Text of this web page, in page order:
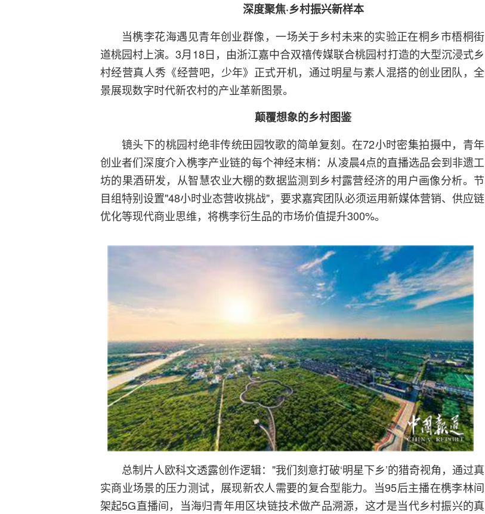
深度聚焦·乡村振兴新样本
当槜李花海遇见青年创业群像，一场关于乡村未来的实验正在桐乡市梧桐街
道桃园村上演。3月18日，由浙江嘉中合双禧传媒联合桃园村打造的大型沉浸式乡
村经营真人秀《经营吧，少年》正式开机，通过明星与素人混搭的创业团队，全
景展现数字时代新农村的产业革新图景。
颠覆想象的乡村图鉴
镜头下的桃园村绝非传统田园牧歌的简单复刻。在72小时密集拍摄中，青年
创业者们深度介入槜李产业链的每个神经末梢：从凌晨4点的直播选品会到非遗工
坊的果酒研发，从智慧农业大棚的数据监测到乡村露营经济的用户画像分析。节
目组特别设置"48小时业态营收挑战"，要求嘉宾团队必须运用新媒体营销、供应链
优化等现代商业思维，将槜李衍生品的市场价值提升300%。
总制片人欧科文透露创作逻辑："我们刻意打破‘明星下乡’的猎奇视角，通过真
实商业场景的压力测试，展现新农人需要的复合型能力。当95后主播在槜李林间
架起5G直播间，当海归青年用区块链技术做产品溯源，这才是当代乡村振兴的真